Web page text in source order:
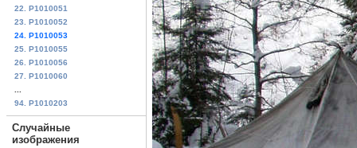
22. P1010051
23. P1010052
24. P1010053
25. P1010055
26. P1010056
27. P1010060
94. P1010203
Случайные
изображения